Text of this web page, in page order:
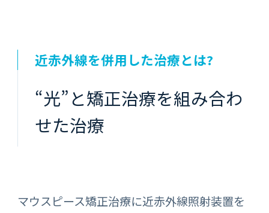
近赤外線を併用した治療とは?
“光”と矯正治療を組み合わ
せた治療
マウスピース矯正治療に近赤外線照射装置を